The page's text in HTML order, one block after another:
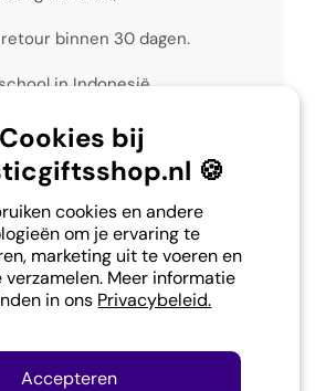
Cookies bij
🍪
cookies en andere
om je ervaring te
marketing uit te voeren en
verzamelen. Meer informatie
in ons Privacybeleid.
Accepteren
binnen 30 dagen.
in Indonesië.
meest dino-mische
ons superzachte,
nekkussen! Niet alleen perfect
tijdens lange ritten, maar met